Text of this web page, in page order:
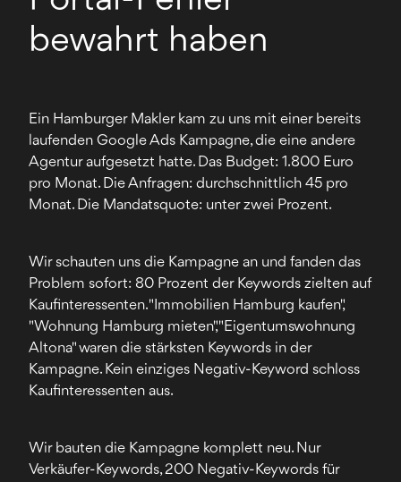
bewahrt haben
Ein Hamburger Makler kam zu uns mit einer bereits
laufenden Google Ads Kampagne, die eine andere
Agentur aufgesetzt hatte. Das Budget: 1.800 Euro
pro Monat. Die Anfragen: durchschnittlich 45 pro
Monat. Die Mandatsquote: unter zwei Prozent.
Wir schauten uns die Kampagne an und fanden das
Problem sofort: 80 Prozent der Keywords zielten auf
Kaufinteressenten. "Immobilien Hamburg kaufen",
"Wohnung Hamburg mieten", "Eigentumswohnung
Altona" waren die stärksten Keywords in der
Kampagne. Kein einziges Negativ-Keyword schloss
Kaufinteressenten aus.
Wir bauten die Kampagne komplett neu. Nur
Verkäufer-Keywords, 200 Negativ-Keywords für